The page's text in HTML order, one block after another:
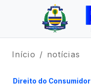
Início notícias
Direito do Consumidor